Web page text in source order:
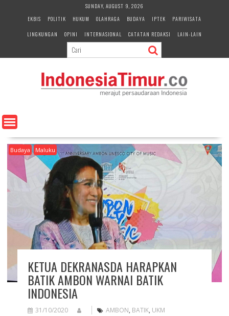
e
n
SUNDAY, AUGUST 9, 2026
EKBIS
POLITIK HUKUM OLAHRAGA BUDAYA IPTEK
PARIWISATA
LINGKUNGAN
OPINI INTERNASIONAL CATATAN REDAKSI LAIN-LAIN
Budaya Maluku
KETUA DEKRANASDA HARAPKAN
BATIK AMBON WARNAI BATIK
INDONESIA
31/10/2020 AMBON, BATIK, UKM